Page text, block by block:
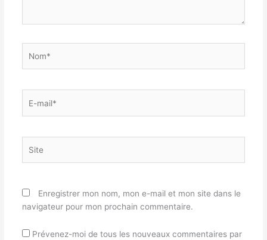
mail*
Enregistrer mon nom, mon e-mail et mon site dans le
navigateur pour mon prochain commentaire.
Prévenez-moi de tous les nouveaux commentaires par